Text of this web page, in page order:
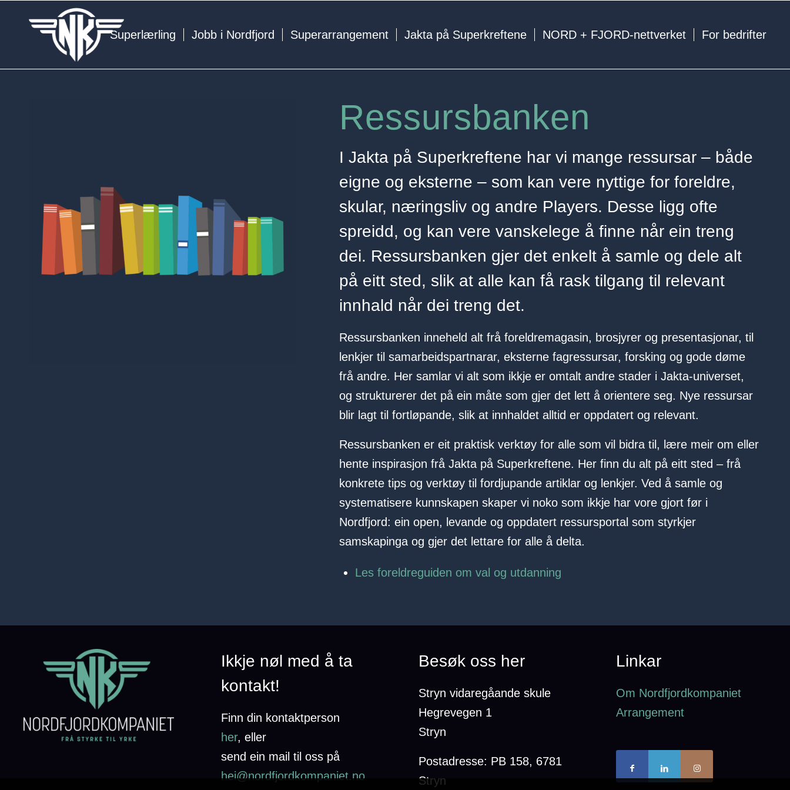
Superlærling Jobb i Nordfjord Superarrangement Jakta på Superkreftene NORD + FJORD-nettverket For bedrifter
Ressursbanken
I Jakta på Superkreftene har vi mange ressursar – både
eigne og eksterne – som kan vere nyttige for foreldre,
skular, næringsliv og andre Players. Desse ligg ofte
spreidd, og kan vere vanskelege å finne når ein treng
dei. Ressursbanken gjer det enkelt å samle og dele alt
på eitt sted, slik at alle kan få rask tilgang til relevant
innhald når dei treng det.
Ressursbanken inneheld alt frå foreldremagasin, brosjyrer og presentasjonar, til
lenkjer til samarbeidspartnarar, eksterne fagressursar, forsking og gode døme
frå andre. Her samlar vi alt som ikkje er omtalt andre stader i Jakta-universet,
og strukturerer det på ein måte som gjer det lett å orientere seg. Nye ressursar
blir lagt til fortløpande, slik at innhaldet alltid er oppdatert og relevant.
Ressursbanken er eit praktisk verktøy for alle som vil bidra til, lære meir om eller
hente inspirasjon frå Jakta på Superkreftene. Her finn du alt på eitt sted – frå
konkrete tips og verktøy til fordjupande artiklar og lenkjer. Ved å samle og
systematisere kunnskapen skaper vi noko som ikkje har vore gjort før i
Nordfjord: ein open, levande og oppdatert ressursportal som styrkjer
samskapinga og gjer det lettare for alle å delta.
Les foreldreguiden om val og utdanning
Ikkje nøl med å ta
kontakt!
Finn din kontaktperson
her, eller
send ein mail til oss på
hei@nordfjordkompaniet.no
Besøk oss her
Stryn vidaregåande skule
Hegrevegen 1
Stryn
Postadresse: PB 158, 6781
Stryn
Linkar
Om Nordfjordkompaniet
Arrangement